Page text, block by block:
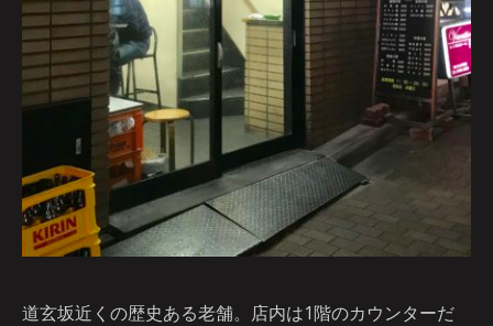
道玄坂近くの歴史ある老舗。店内は1階のカウンターだ